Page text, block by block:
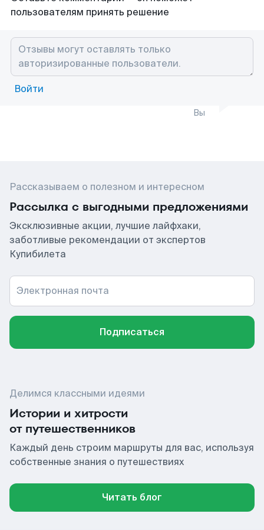
пользователям принять решение
Войти
Вы
Рассказываем о полезном и интересном
Рассылка с выгодными предложениями
Эксклюзивные акции, лучшие лайфхаки,
заботливые рекомендации от экспертов
Купибилета
Электронная почта
Подписаться
Делимся классными идеями
Истории и хитрости
от путешественников
Каждый день строим маршруты для вас, используя
собственные знания о путешествиях
Читать блог